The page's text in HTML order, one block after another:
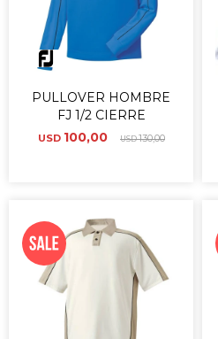
PULLOVER HOMBRE
FJ 1/2 CIERRE
USD 100,00 USD130,00